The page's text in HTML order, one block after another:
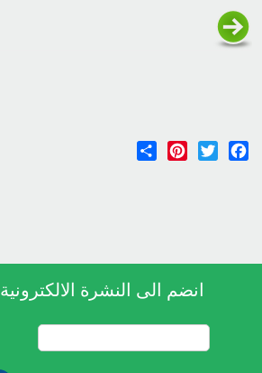
Facebook
Twitter
Pinterest
انضم الى النشرة الالكترونية